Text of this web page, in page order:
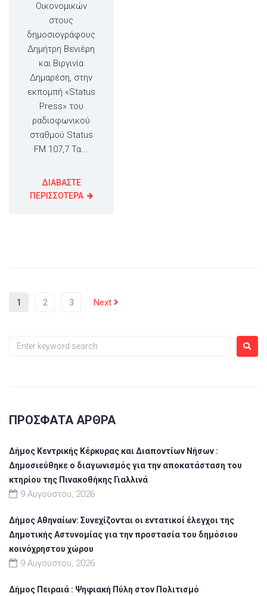
Οικονομικών
στους
δημοσιογράφους
Δημήτρη Βενιέρη
και Βιργινία
Δημαρέση, στην
εκπομπή «Status
Press» του
ραδιοφωνικού
σταθμού Status
FM 107,7 Τα...
ΔΙΑΒΑΣΤΕ
ΠΕΡΙΣΣΟΤΕΡΑ
1 2 3 Next
ΠΡΌΣΦΑΤΑ ΆΡΘΡΑ
Δήμος Κεντρικής Κέρκυρας και Διαποντίων Νήσων :
Δημοσιεύθηκε ο διαγωνισμός για την αποκατάσταση του
κτηρίου της Πινακοθήκης Γιαλλινά
9 Αυγούστου, 2026
Δήμος Αθηναίων: Συνεχίζονται οι εντατικοί έλεγχοι της
Δημοτικής Αστυνομίας για την προστασία του δημόσιου
κοινόχρηστου χώρου
9 Αυγούστου, 2026
Δήμος Πειραιά : Ψηφιακή Πύλη στον Πολιτισμό